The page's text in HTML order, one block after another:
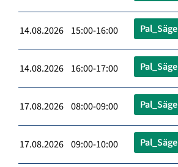
14.08.2026 15:00-16:00 Pal_Säge
14.08.2026 16:00-17:00 Pal_Säge
17.08.2026 08:00-09:00 Pal_Säge
17.08.2026 09:00-10:00 Pal_Säge